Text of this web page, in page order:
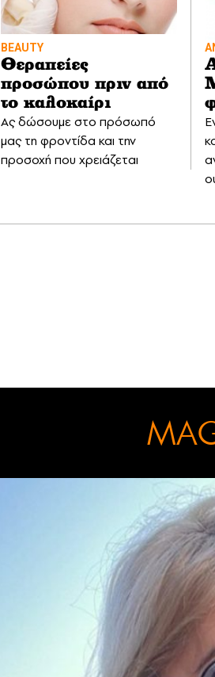
BEAUTY
Θεραπείες
προσώπου πριν από
το καλοκαίρι
Ας δώσουμε στο πρόσωπό
μας τη φροντίδα και την
προσοχή που χρειάζεται